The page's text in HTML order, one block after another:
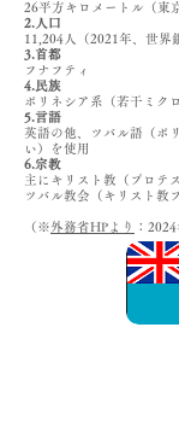
26平方キロメートル（東
2.人口
11,204人（2021年、世界
3.首都
フナフティ
4.民族
ポリネシア系（若干ミク
5.言語
英語の他、ツバル語（ポ
い）を使用
6.宗教
主にキリスト教（プロテ
ツバル教会（キリスト教
（※ 外務省HPより ：